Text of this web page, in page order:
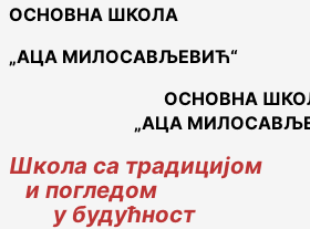
ОСНОВНА ШКОЛА
„АЦА МИЛОСАВЉЕВИЋ“
ОСНОВНА
„АЦА
Школа са традицијом
и погледом
у будућност